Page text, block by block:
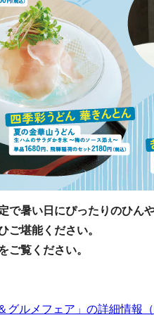
で暑い日にぴったりのひん
ご堪能ください。
ご覧ください。
グルメフェア」の詳細情報